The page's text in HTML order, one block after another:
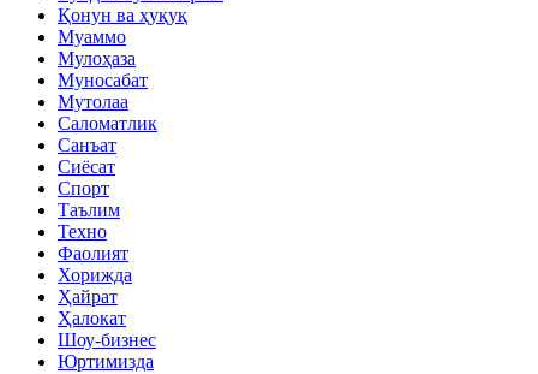
Қонун ва ҳуқуқ
Муаммо
Мулоҳаза
Муносабат
Мутолаа
Саломатлик
Санъат
Сиёсат
Спорт
Таълим
Техно
Фаолият
Хорижда
Ҳайрат
Ҳалокат
Шоу-бизнес
Юртимизда